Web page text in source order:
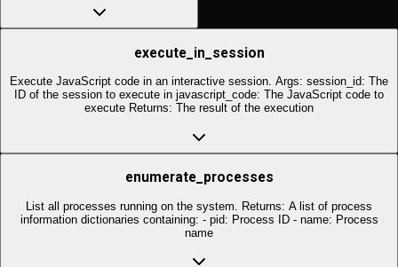
execute_in_session
Execute JavaScript code in an interactive session. Args: session_id: The
ID of the session to execute in javascript_code: The JavaScript code to
execute Returns: The result of the execution
enumerate_processes
List all processes running on the system. Returns: A list of process
information dictionaries containing: - pid: Process ID - name: Process
name